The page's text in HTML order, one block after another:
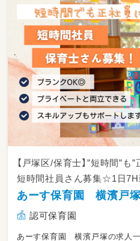
【戸塚区/保育士】”短時間”も
短時間社員さん募集☆1日7H
あーす保育園 横濱戸
認可保育園
あーす保育園 横濱戸塚の求人